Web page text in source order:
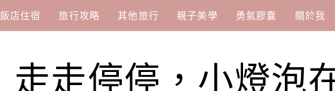
飯店住宿 旅行攻略 其他旅行 親子美學 勇氣膠囊 關於我
走走停停，小燈泡